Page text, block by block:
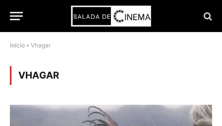
Início » Vhagar
VHAGAR